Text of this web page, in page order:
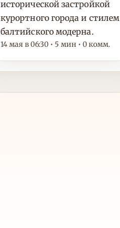
исторической застройкой
курортного города и стилем
балтийского модерна.
14 мая в 06:30 • 5 мин • 0 комм.